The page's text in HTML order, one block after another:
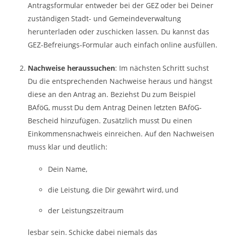
Antragsformular entweder bei der GEZ oder bei Deiner
zuständigen Stadt- und Gemeindeverwaltung
herunterladen oder zuschicken lassen. Du kannst das
GEZ-Befreiungs-Formular auch einfach online ausfüllen.
Nachweise heraussuchen: Im nächsten Schritt suchst
Du die entsprechenden Nachweise heraus und hängst
diese an den Antrag an. Beziehst Du zum Beispiel
BAföG, musst Du dem Antrag Deinen letzten BAföG-
Bescheid hinzufügen. Zusätzlich musst Du einen
Einkommensnachweis einreichen. Auf den Nachweisen
muss klar und deutlich:
Dein Name,
die Leistung, die Dir gewährt wird, und
der Leistungszeitraum
lesbar sein. Schicke dabei niemals das